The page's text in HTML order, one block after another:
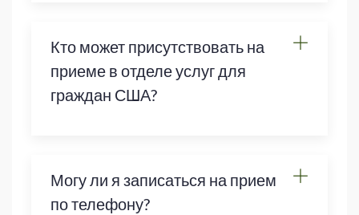
Кто может присутствовать на
приеме в отделе услуг для
граждан США?
Могу ли я записаться на прием
по телефону?